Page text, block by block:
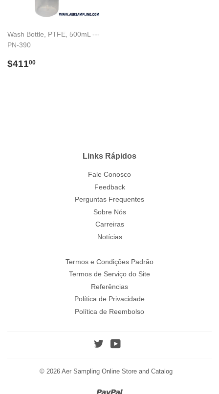
Wash Bottle, PTFE, 500mL ---
PN-390
Preço
$41100
Links Rápidos
Fale Conosco
Feedback
Perguntas Frequentes
Sobre Nós
Carreiras
Notícias
Termos e Condições Padrão
Termos de Serviço do Site
Referências
Política de Privacidade
Política de Reembolso
Twitter
© 2026 Aer Sampling Online Store and Catalog